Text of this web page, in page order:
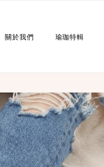
關於我們 瑜珈特輯
瑜珈企劃
瑜珈故事